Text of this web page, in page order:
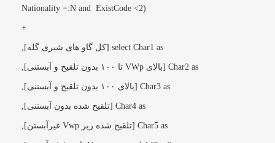
Nationality =:N and ExistCode <2)
+
select Char1 as [کل گاو های شیری گله],
Char2 as [بالای VWp تا ۱۰۰ بدون تلقیح و آبستنی],
Char3 as [بالای ۱۰۰ بدون تلقیح و آبستنی],
Char4 as [تلقیح شده بدون آبستنی],
Char5 as [تلقیح شده زیر Vwp غیرآبستن],